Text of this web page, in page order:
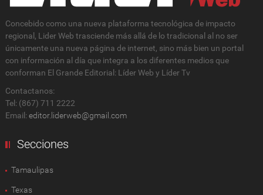
Concebido como una nueva plataforma tecnológica de impacto
regional, Lider Web trasciende más allá de lo tradicional al no ser
únicamente una nueva página de internet, sino más bien un portal
con información al día que integra a los diferentes medios que
conforman El Grande Editorial: Líder Web y Líder Tv
Contactanos:
Tel: (867) 711 2222
Email: editor.liderweb@gmail.com
Secciones
Tamaulipas
Texas